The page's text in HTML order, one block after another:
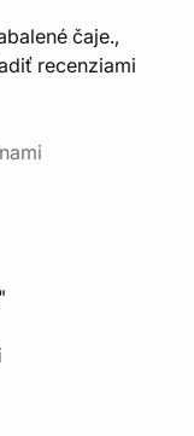
čaje.,
recenziami